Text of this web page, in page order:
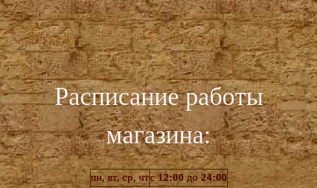
Расписание работы
магазина:
пн, вт, ср, чтс12:00до24:00